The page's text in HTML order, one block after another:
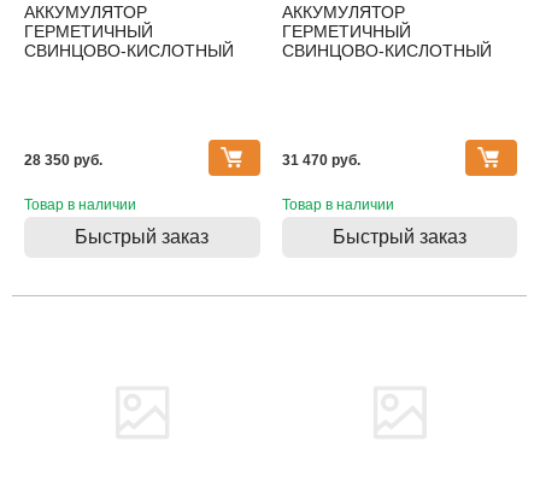
АККУМУЛЯТОР
ГЕРМЕТИЧНЫЙ
СВИНЦОВО-КИСЛОТНЫЙ
28 350 pуб.
Товар в наличии
Быстрый заказ
АККУМУЛЯТОР
ГЕРМЕТИЧНЫЙ
СВИНЦОВО-КИСЛОТНЫЙ
31 470 pуб.
Товар в наличии
Быстрый заказ